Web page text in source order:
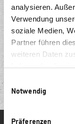
analysieren.
Verwendung
soziale Medien,
Partner führen
weiteren Daten
haben oder die
Notwendig
Präferenzen
Kostenlose
Senden Sie die Ware
Bequem und
Sie können sicher per